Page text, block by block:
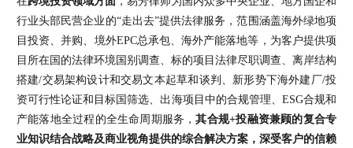
行业头部民营企业的“走出去”提供法律服务，范围涵盖海外绿地项
目投资、并购、境外EPC总承包、海外产能落地等，为客户提供项
目所在国的法律环境国别调查、标的项目法律尽职调查、离岸结构
搭建/交易架构设计和交易文本起草和谈判、新形势下海外建厂/投
资可行性论证和目标国筛选、出海项目中的合规管理、ESG合规和
产能落地全过程的全生命周期服务，其合规+投融资兼顾的复合专
业知识结合战略及商业视角提供的综合解决方案，深受客户的信赖